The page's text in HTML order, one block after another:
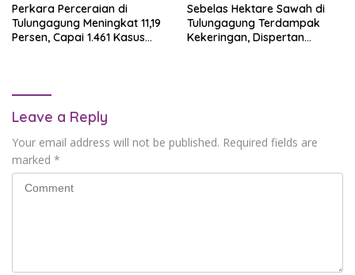
Perkara Perceraian di
Tulungagung Meningkat 11,19
Persen, Capai 1.461 Kasus
Sebelas Hektare Sawah di
Tulungagung Terdampak
Kekeringan, Dispertan
Leave a Reply
Your email address will not be published. Required fields are
marked *